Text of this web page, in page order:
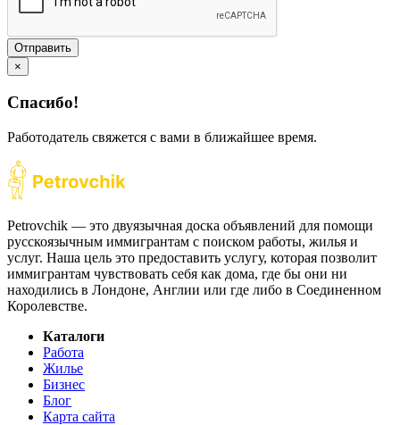
Отправить
×
Спасибо!
Работодатель свяжется с вами в ближайшее время.
Petrovchik — это двуязычная доска объявлений для помощи
русскоязычным иммигрантам с поиском работы, жилья и
услуг. Наша цель это предоставить услугу, которая позволит
иммигрантам чувствовать себя как дома, где бы они ни
находились в Лондоне, Англии или где либо в Соединенном
Королевстве.
Каталоги
Работа
Жилье
Бизнес
Блог
Карта сайта